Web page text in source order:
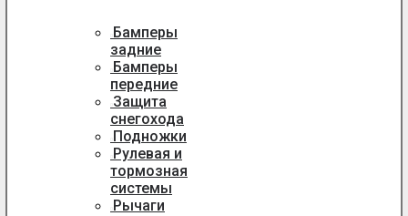
Бамперы
задние
Бамперы
передние
Защита
снегохода
Подножки
Рулевая и
тормозная
системы
Рычаги